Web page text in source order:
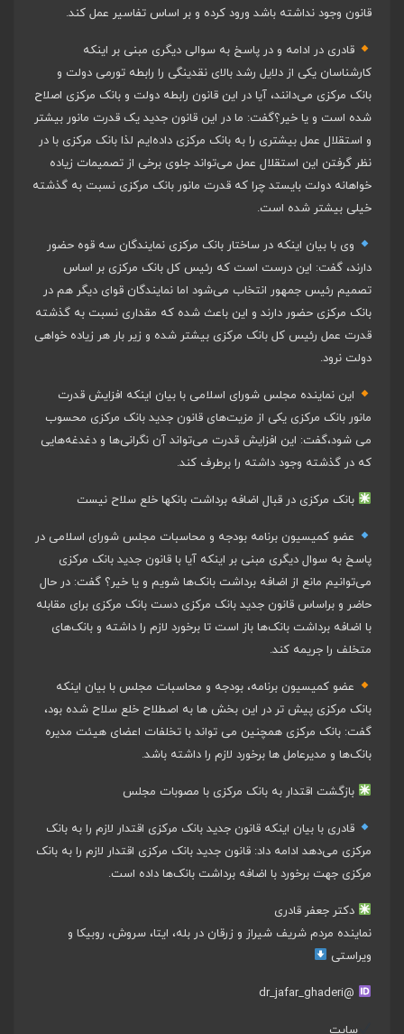
قانون وجود نداشته باشد ورود کرده و بر اساس تفاسیر عمل کند.
قادری در ادامه و در پاسخ به سوالی دیگری مبنی بر اینکه
کارشناسان یکی از دلایل رشد بالای نقدینگی را رابطه تورمی دولت و
بانک مرکزی می‌دانند، آیا در این قانون رابطه دولت و بانک مرکزی اصلاح
شده است و یا خیر؟گفت: ما در این قانون جدید یک قدرت مانور بیشتر
و استقلال عمل بیشتری را به بانک مرکزی داده‌ایم لذا بانک مرکزی با در
نظر گرفتن این استقلال عمل می‌تواند جلوی برخی از تصمیمات زیاده
خواهانه دولت بایستد چرا که قدرت مانور بانک مرکزی نسبت به گذشته
خیلی بیشتر شده است.
وی با بیان اینکه در ساختار بانک مرکزی نمایندگان سه قوه حضور
دارند، گفت: این درست است که رئیس کل بانک مرکزی بر اساس
تصمیم رئیس جمهور انتخاب می‌شود اما نمایندگان قوای دیگر هم در
بانک مرکزی حضور دارند و این باعث شده که مقداری نسبت به گذشته
قدرت عمل رئیس کل بانک مرکزی بیشتر شده و زیر بار هر زیاده خواهی
دولت نرود.
این نماینده مجلس شورای اسلامی با بیان اینکه افزایش قدرت
مانور بانک مرکزی یکی از مزیت‌های قانون جدید بانک مرکزی محسوب
می شود،گفت: این افزایش قدرت می‌تواند آن نگرانی‌ها و دغدغه‌هایی
که در گذشته وجود داشته را برطرف کند.
بانک مرکزی در قبال اضافه برداشت بانکها خلع سلاح نیست
عضو کمیسیون برنامه بودجه و محاسبات مجلس شورای اسلامی در
پاسخ به سوال دیگری مبنی بر اینکه آیا با قانون جدید بانک مرکزی
می‌توانیم مانع از اضافه برداشت بانک‌ها شویم و یا خیر؟ گفت: در حال
حاضر و براساس قانون جدید بانک مرکزی دست بانک مرکزی برای مقابله
با اضافه برداشت بانک‌ها باز است تا برخورد لازم را داشته و بانک‌های
متخلف را جریمه کند.
عضو کمیسیون برنامه، بودجه و محاسبات مجلس با بیان اینکه
بانک مرکزی پیش تر در این بخش ها به اصطلاح خلع سلاح شده بود،
گفت: بانک مرکزی همچنین می تواند با تخلفات اعضای هیئت مدیره
بانک‌ها و مدیرعامل ها برخورد لازم را داشته باشد.
بازگشت اقتدار به بانک مرکزی با مصوبات مجلس
قادری با بیان اینکه قانون جدید بانک مرکزی اقتدار لازم را به بانک
مرکزی می‌دهد ادامه داد: قانون جدید بانک مرکزی اقتدار لازم را به بانک
مرکزی جهت برخورد با اضافه برداشت بانک‌ها داده است.
دکتر جعفر قادری
نماینده مردم شریف شیراز و زرقان در بله، ایتا، سروش، روبیکا و
ویراستی
@dr_jafar_ghaderi
سایت